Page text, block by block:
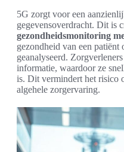
5G zorgt voor een
gegevensoverdracht. Dit is
gezondheidsmonitoring
gezondheid van een
geanalyseerd.
informatie, waardoor ze
is. Dit vermindert het risico
algehele zorgervaring.